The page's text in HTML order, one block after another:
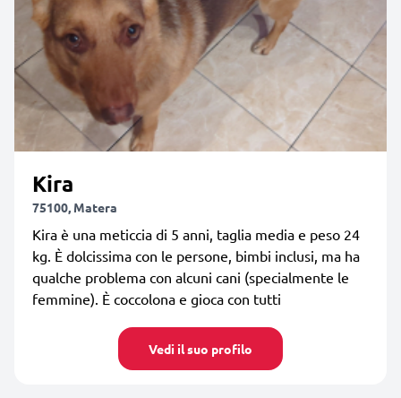
Kira
75100, Matera
Kira è una meticcia di 5 anni, taglia media e peso 24
kg. È dolcissima con le persone, bimbi inclusi, ma ha
qualche problema con alcuni cani (specialmente le
femmine). È coccolona e gioca con tutti
Vedi il suo profilo